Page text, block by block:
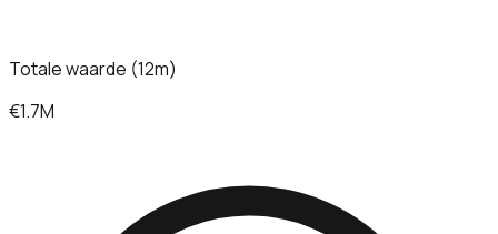
Totale waarde (12m)
€1.7M